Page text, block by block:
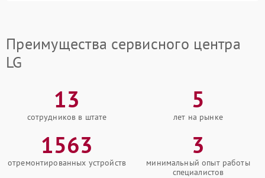
Преимущества сервисного центра
LG
13
сотрудников в штате
5
лет на рынке
1563
отремонтированных устройств
3
минимальный опыт работы
специалистов